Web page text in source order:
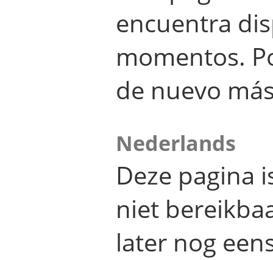
encuentra
momentos.
de nuevo
Nederlands
Deze pagina
niet
later nog